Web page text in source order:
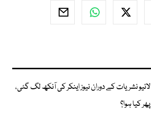
لائیو نشریات کے دوران نیوز اینکر کی آنکھ لگ گئی،
پھر کیا ہوا؟